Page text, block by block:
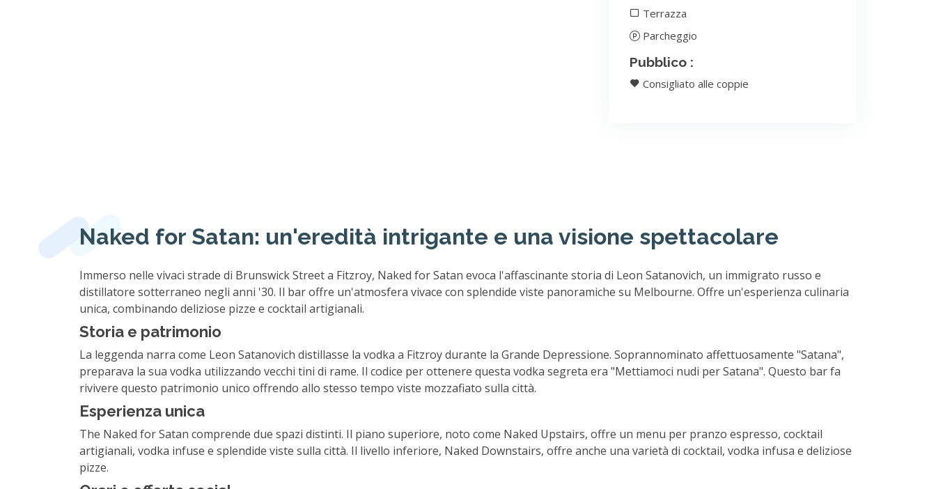
Terrazza
Parcheggio
Pubblico :
Consigliato alle coppie